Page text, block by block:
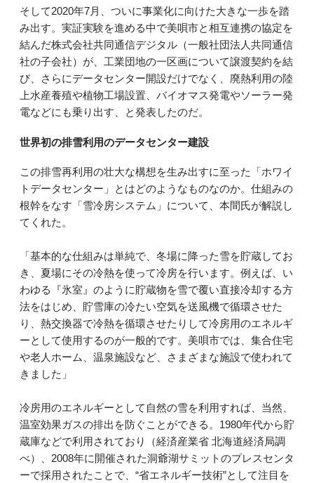
そして2020年7月、ついに事業化に向けた大きな一歩を踏
み出す。実証実験を進める中で美唄市と相互連携の協定を
結んだ株式会社共同通信デジタル（一般社団法人共同通信
社の子会社）が、工業団地の一区画について譲渡契約を結
び、さらにデータセンター開設だけでなく、廃熱利用の陸
上水産養殖や植物工場設置、バイオマス発電やソーラー発
電などにも乗り出す、と発表したのだ。
世界初の排雪利用のデータセンター建設
この排雪再利用の壮大な構想を生み出すに至った「ホワイ
トデータセンター」とはどのようなものなのか。仕組みの
根幹をなす「雪冷房システム」について、本間氏が解説し
てくれた。
「基本的な仕組みは単純で、冬場に降った雪を貯蔵してお
き、夏場にその冷熱を使って冷房を行います。例えば、い
わゆる『氷室』のように貯蔵物を雪で覆い直接冷却する方
法をはじめ、貯雪庫の冷たい空気を送風機で循環させた
り、熱交換器で冷熱を循環させたりして冷房用のエネルギ
ーとして使用するのが一般的です。美唄市では、集合住宅
や老人ホーム、温泉施設など、さまざまな施設で使われて
きました」
冷房用のエネルギーとして自然の雪を利用すれば、当然、
温室効果ガスの排出を防ぐことができる。1980年代から貯
蔵庫などで利用されており（経済産業省 北海道経済局調
べ）、2008年に開催された洞爺湖サミットのプレスセンタ
ーで採用されたことで、“省エネルギー技術”として注目を